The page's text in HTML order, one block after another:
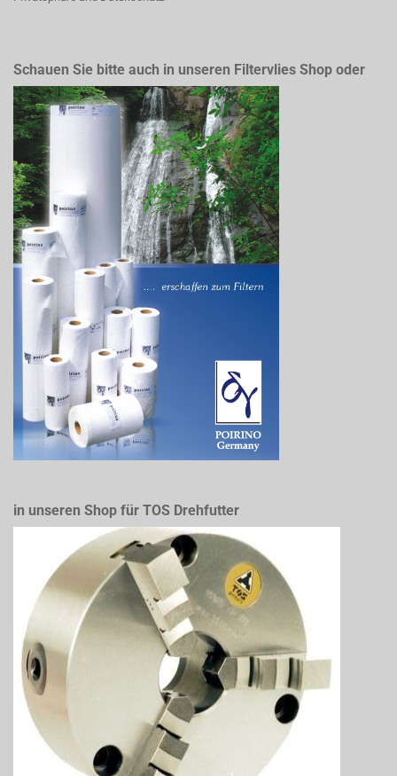
Schauen Sie bitte auch in unseren Filtervlies Shop oder
in unseren Shop für TOS Drehfutter